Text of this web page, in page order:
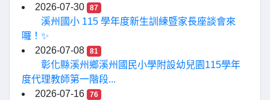
2026-07-30
87
溪州國小 115 學年度新生訓練暨家長座談會來
囉！✨
2026-07-08
81
彰化縣溪州鄉溪州國民小學附設幼兒園115學年
度代理教師第一階段...
2026-07-16
76